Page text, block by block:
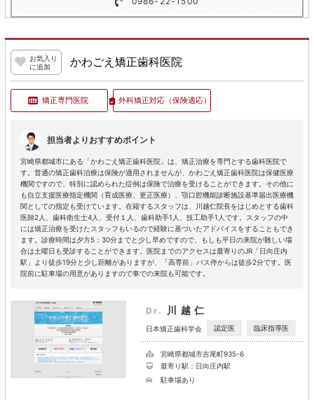
お気入り
に追加
かわごえ矯正歯科医院
矯正専門医院 外科矯正対応（保険適応）
担当者よりおすすめポイント
宮崎県都城市にある「かわごえ矯正歯科医院」は、矯正治療を専門とする歯科医院で
す。普通の矯正歯科治療は保険が適用されませんが、かわごえ矯正歯科医院は保健医療
機関ですので、特別に認められた症例は保険で治療を受けることができます。その他に
も自立支援医療指定機関（育成医療、更正医療）、顎口腔機能診断施設基準届出医療機
関としての指定も受けています。在籍するスタッフは、川越仁院長をはじめとする歯科
医師2人、歯科衛生士4人、受付１人、歯科助手1人、技工助手1人です。スタッフの中
には矯正治療を受けたスタッフもいるので経験に基づいたアドバイスをすることもでき
ます。診療時間は夕方5：30分までと少し早めですので、もしも平日の来院が難しい場
合は土曜日も受診することができます。医院までのアクセスは最寄りのJR「日向庄内
駅」より徒歩19分と少し距離がありますが、「高専前」バス停からは徒歩2分です。医
院前に駐車場の用意がありますので車での来院も可能です。
Dr. 川越仁
日本矯正歯科学会 認定医 臨床指導医
宮崎県都城市吉尾町935-6
最寄り駅：日向庄内駅
駐車場あり